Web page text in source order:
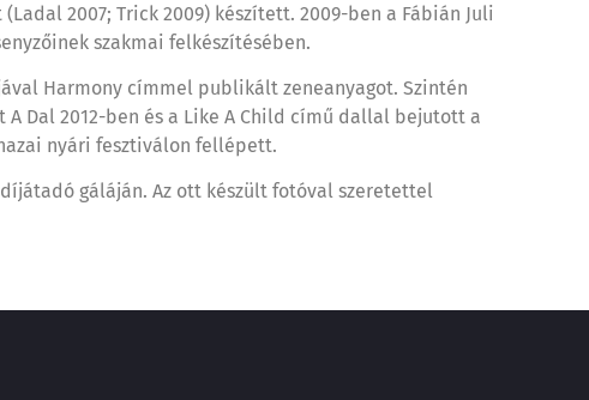
2007; Trick 2009) készített. 2009-ben a Fábián Juli
szakmai felkészítésében.
Harmony címmel publikált zeneanyagot. Szintén
Dal 2012-ben és a Like A Child című dallal bejutott a
nyári fesztiválon fellépett.
gáláján. Az ott készült fotóval szeretettel